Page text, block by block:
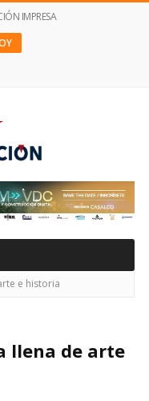
IMPRESA
e historia
llena de arte